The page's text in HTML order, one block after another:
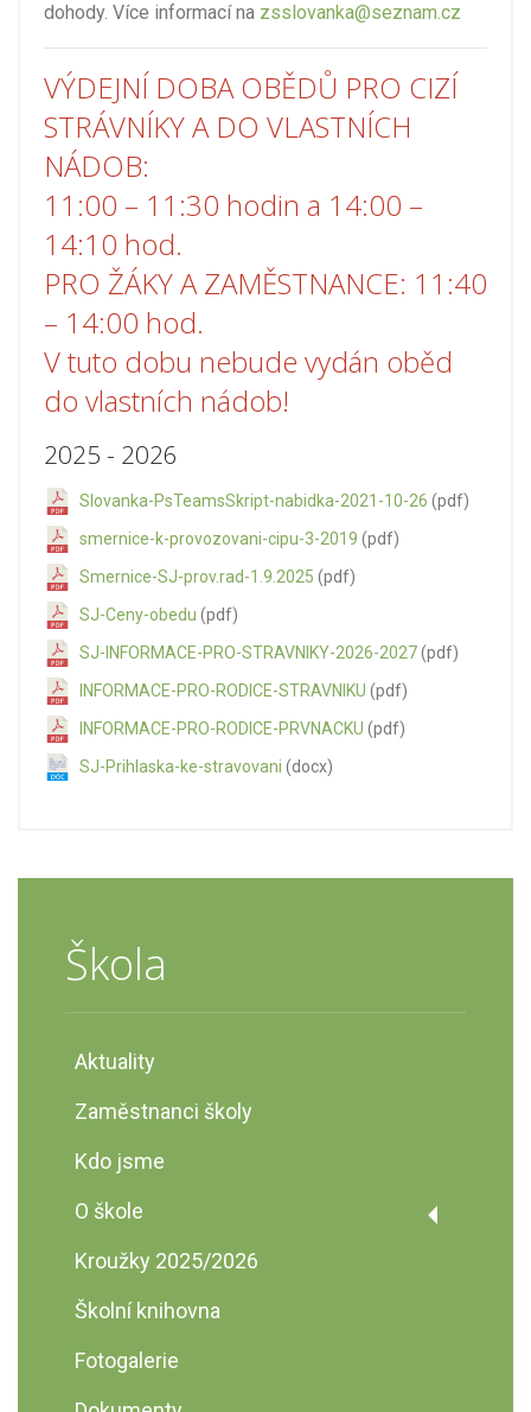
Škola
Aktuality
Zaměstnanci školy
Kdo jsme
O škole
Historie školy
Prohlídka školy
Kroužky 2025/2026
Školní knihovna
Fotogalerie
dohody. Více informací na zsslovanka@seznam.cz
VÝDEJNÍ DOBA OBĚDŮ PRO CIZÍ
STRÁVNÍKY A DO VLASTNÍCH
NÁDOB:
11:00 – 11:30 hodin a 14:00 –
14:10 hod.
PRO ŽÁKY A ZAMĚSTNANCE: 11:40
– 14:00 hod.
V tuto dobu nebude vydán oběd
do vlastních nádob!
2025 - 2026
Slovanka-PsTeamsSkript-nabidka-2021-10-26 (pdf)
smernice-k-provozovani-cipu-3-2019 (pdf)
Smernice-SJ-prov.rad-1.9.2025 (pdf)
SJ-Ceny-obedu (pdf)
SJ-INFORMACE-PRO-STRAVNIKY-2026-2027(pdf)
INFORMACE-PRO-RODICE-STRAVNIKU (pdf)
INFORMACE-PRO-RODICE-PRVNACKU (pdf)
SJ-Prihlaska-ke-stravovani (docx)